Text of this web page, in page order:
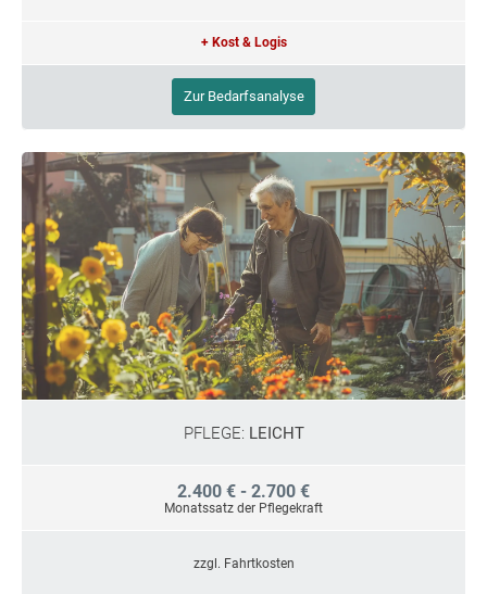
+ Kost & Logis
Zur Bedarfsanalyse
PFLEGE: LEICHT
2.400 € - 2.700 €
Monatssatz der Pflegekraft
zzgl. Fahrtkosten